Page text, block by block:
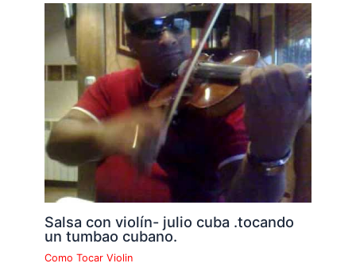
Salsa con violín- julio cuba .tocando
un tumbao cubano.
Como Tocar Violin